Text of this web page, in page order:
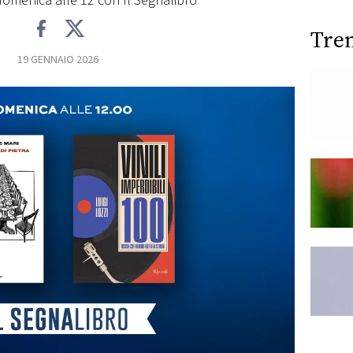
19 GENNAIO 2026